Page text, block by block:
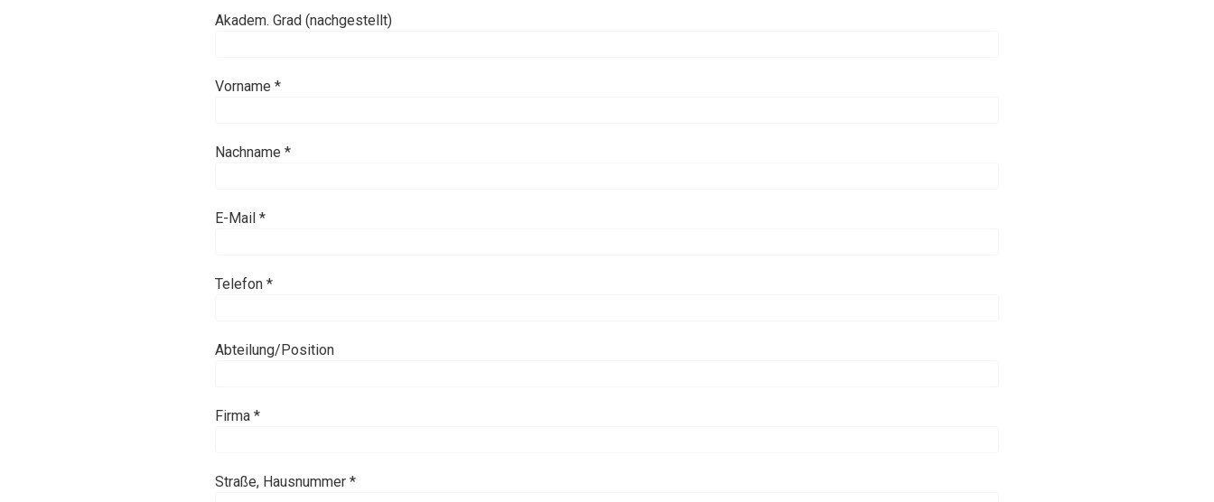
Akadem. Grad (nachgestellt)
Vorname *
Nachname *
E-Mail *
Telefon *
Abteilung/Position
Firma *
Straße, Hausnummer *